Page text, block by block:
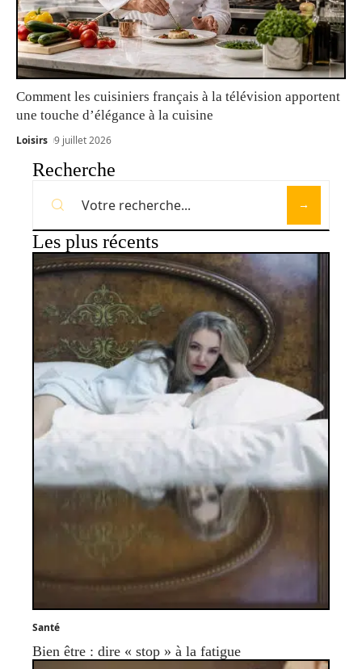
Comment les cuisiniers français à la télévision apportent
une touche d’élégance à la cuisine
Loisirs 9 juillet 2026
Recherche
Les plus récents
Santé
Bien être : dire « stop » à la fatigue